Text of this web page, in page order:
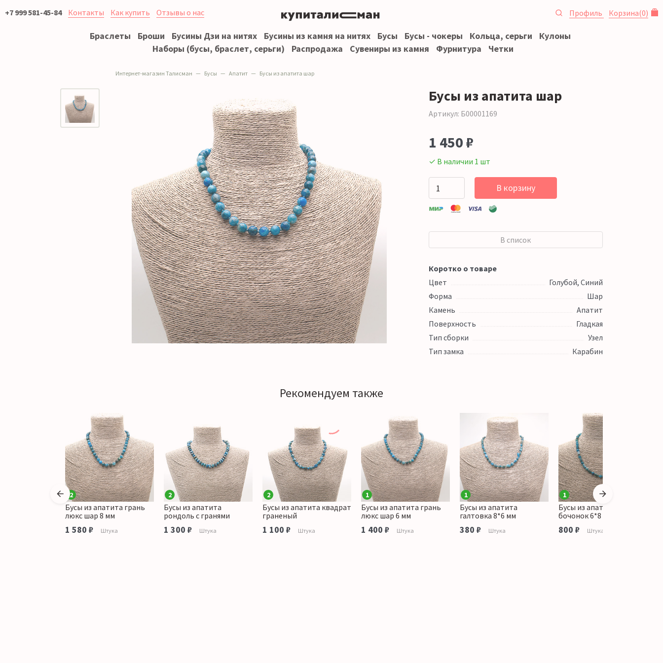
+7 999 581-45-84 Контакты Как купить Отзывы о нас Профиль Корзина(0)
Браслеты Броши Бусины Дзи на нитях Бусины из камня на нитях Бусы Бусы - чокеры Кольца, серьги
Кулоны
Наборы (бусы, браслет, серьги)
Распродажа Сувениры из камня Фурнитура Четки
Интернет-магазин Талисман Бусы Апатит Бусы из апатита шар
Бусы из апатита шар
Артикул: Б00001169
1 450 ₽
✓ В наличии 1 шт
В корзину
В список
Коротко о товаре
Цвет
Голубой, Синий
Форма
Шар
Камень
Апатит
Поверхность
Гладкая
Тип сборки
Узел
Тип замка
Карабин
Рекомендуем также
2
Бусы из апатита грань
люкс шар 8 мм
1 580 ₽ Штука
2
Бусы из апатита
рондоль с гранями
1 300 ₽ Штука
2
Бусы из апатита квадрат
граненый
1 100 ₽ Штука
1
Бусы из апатита грань
люкс шар 6 мм
1 400 ₽ Штука
1
Бусы из апатита
галтовка 8*6 мм
380 ₽ Штука
1
Бусы из апатита
бочонок 6*8 мм
800 ₽ Штука